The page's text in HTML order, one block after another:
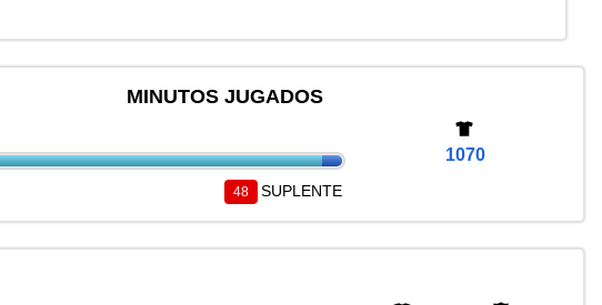
MINUTOS JUGADOS
1070
48 SUPLENTE